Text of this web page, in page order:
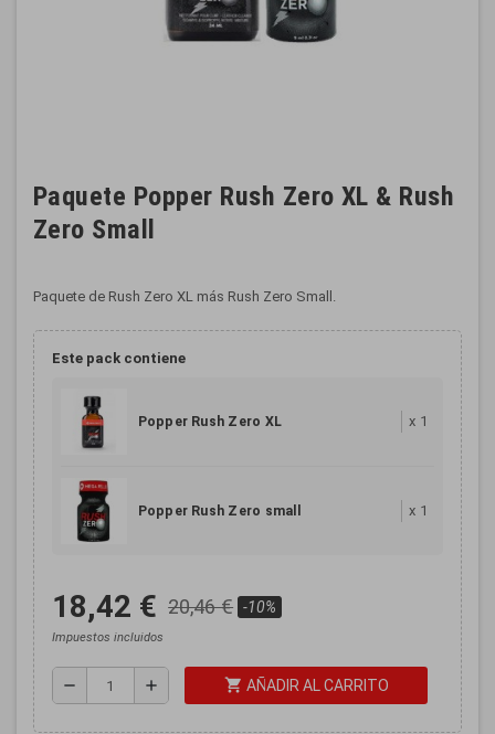
Paquete Popper Rush Zero XL & Rush
Zero Small
Paquete de Rush Zero XL más Rush Zero Small.
Este pack contiene
Popper Rush Zero XL x 1
Popper Rush Zero small x 1
18,42 € 20,46 € -10%
Impuestos incluidos
remove add shopping_cart AÑADIR AL CARRITO